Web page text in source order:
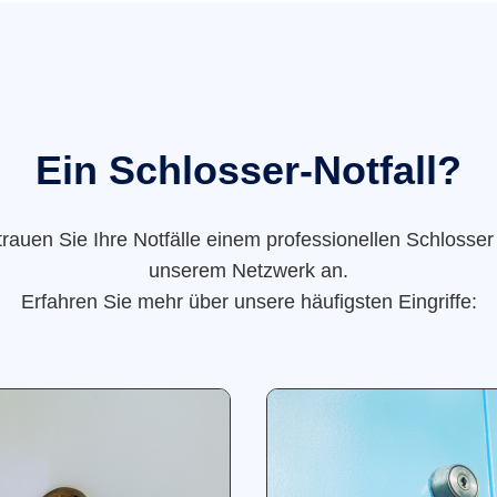
Ein Schlosser-Notfall?
Sie Ihre Notfälle einem professionellen
unserem Netzwerk an.
Erfahren Sie mehr über unsere häufigsten Eingriffe: